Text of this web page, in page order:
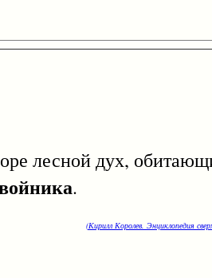
дух,
.
(Кирилл Королев. Энциклопедия